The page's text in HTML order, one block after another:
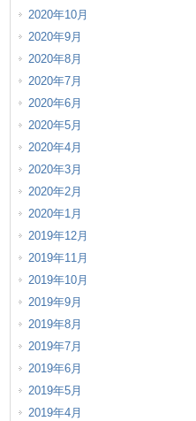
2020年10月
2020年9月
2020年8月
2020年7月
2020年6月
2020年5月
2020年4月
2020年3月
2020年2月
2020年1月
2019年12月
2019年11月
2019年10月
2019年9月
2019年8月
2019年7月
2019年6月
2019年5月
2019年4月